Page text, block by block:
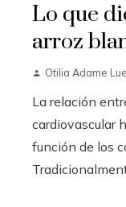
Lo que
arroz
Otilia Adame
La relación
cardiovascular
función de los